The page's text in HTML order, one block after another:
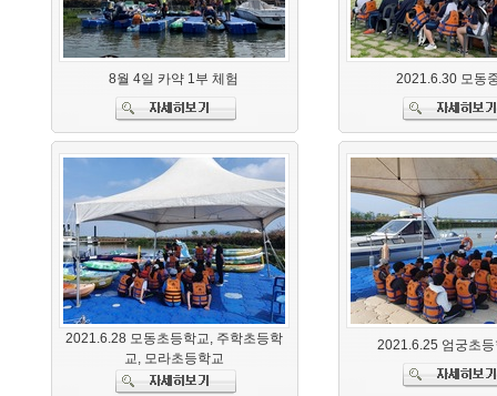
8월 4일 카약 1부 체험 2021.6.30 모동
2021.6.28 모동초등학교, 주학초등학
교, 모라초등학교
2021.6.25 엄궁초